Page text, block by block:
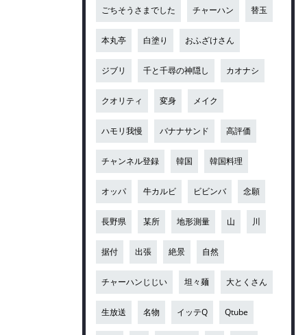
ごちそうさまでした チャーハン 替玉
本丸亭 白塗り おふざけさん
ジブリ 千と千尋の神隠し カオナシ
クオリティ 変身 メイク
ハモリ我慢 バナナサンド 高評価
チャンネル登録 韓国 韓国料理
オッパ 牛カルビ ビビンバ 念願
長野県 某所 地形測量 山 川
据付 出張 絶景 自然
チャーハンじじい 坦々麺 大とくさん
生放送 名物 イッテQ Qtube